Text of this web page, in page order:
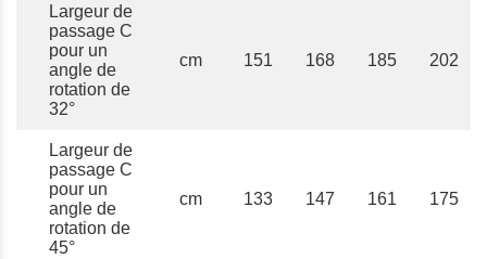
Largeur de
passage C
pour un
angle de
rotation de
32°
cm 151 168 185 202
Largeur de
passage C
pour un
angle de
rotation de
45°
cm 133 147 161 175